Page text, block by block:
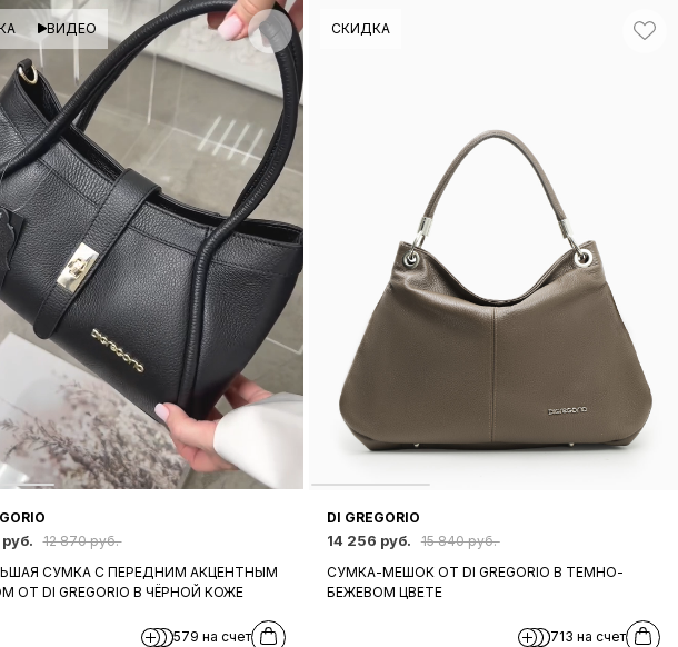
ВИДЕО
12 870 руб.
СУМКА С ПЕРЕДНИМ АКЦЕНТНЫМ
ОТ DI GREGORIO В ЧЁРНОЙ КОЖЕ
579 на счет
СКИДКА
DI GREGORIO
14 256 руб.
15 840 руб.
СУМКА-МЕШОК ОТ DI GREGORIO В ТЕМНО-
БЕЖЕВОМ ЦВЕТЕ
713 на счет